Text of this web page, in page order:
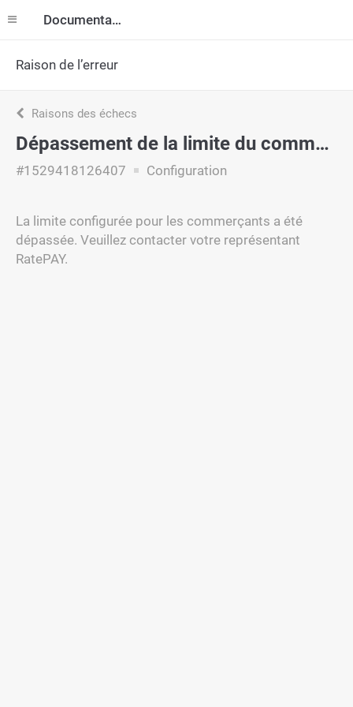
Documentation
Raison de l’erreur
Raisons des échecs
Dépassement de la limite du commerçant
#1529418126407 Configuration
La limite configurée pour les commerçants a été
dépassée. Veuillez contacter votre représentant
RatePAY.